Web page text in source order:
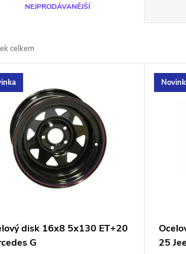
NEJPRODÁVANĚJŠÍ
celkem
disk 16x8 5x130 ET+20
G
25